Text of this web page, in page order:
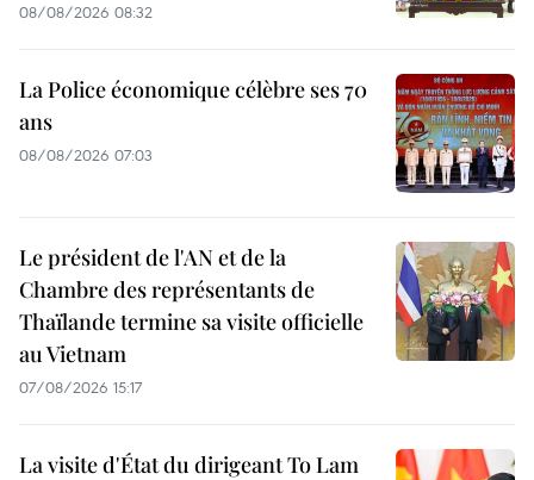
08/08/2026 08:32
La Police économique célèbre ses 70
ans
08/08/2026 07:03
Le président de l'AN et de la
Chambre des représentants de
Thaïlande termine sa visite officielle
au Vietnam
07/08/2026 15:17
La visite d'État du dirigeant To Lam